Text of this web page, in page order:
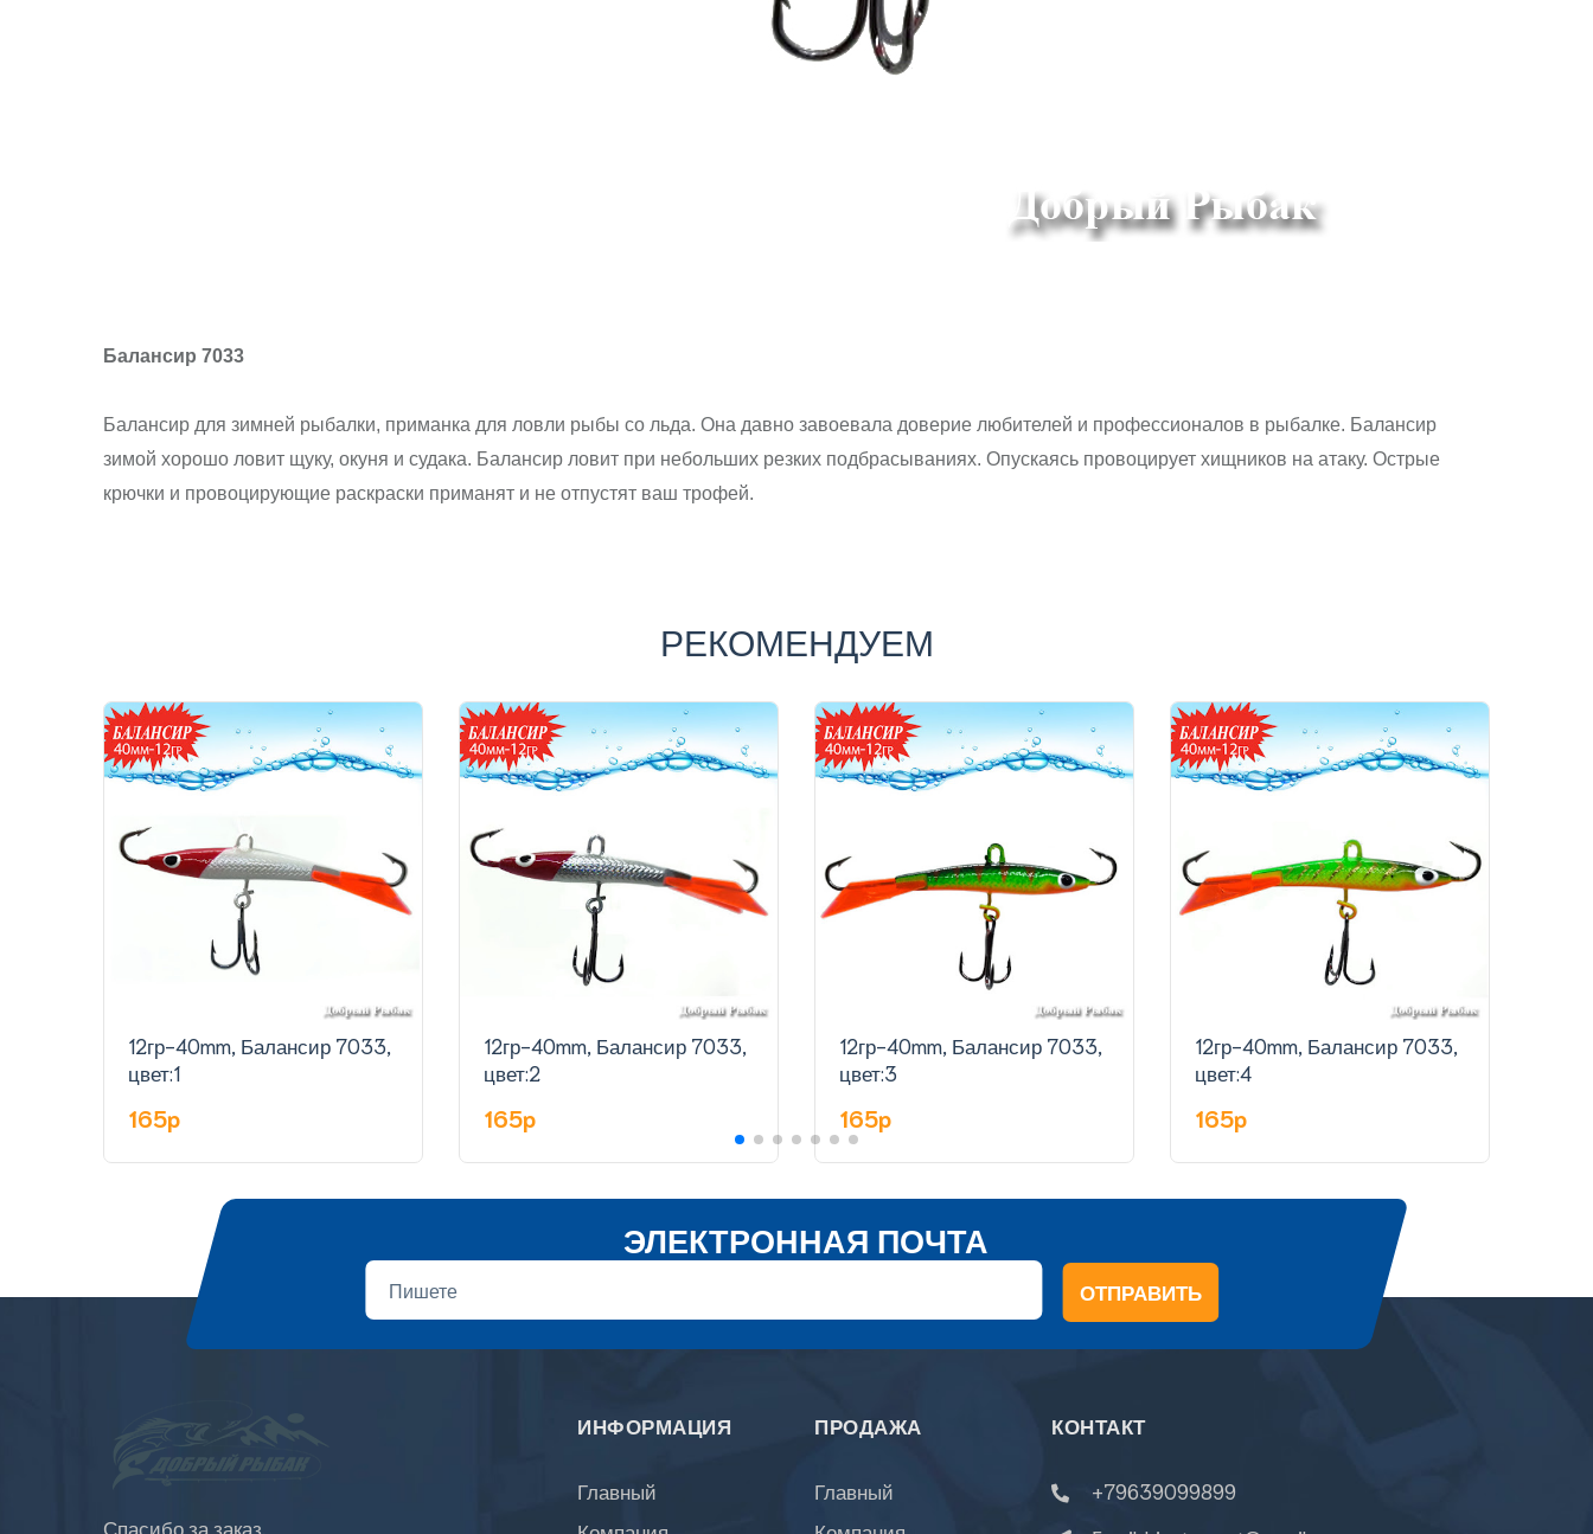
Балансир 7033
Балансир для зимней рыбалки, приманка для ловли рыбы со льда. Она давно завоевала доверие любителей и профессионалов в рыбалке. Балансир
зимой хорошо ловит щуку, окуня и судака. Балансир ловит при небольших резких подбрасываниях. Опускаясь провоцирует хищников на атаку. Острые
крючки и провоцирующие раскраски приманят и не отпустят ваш трофей.
РЕКОМЕНДУЕМ
12гр-40mm, Балансир 7033,
цвет:1
165p
12гр-40mm, Балансир 7033,
цвет:2
165p
12гр-40mm, Балансир 7033,
цвет:3
165p
12гр-40mm, Балансир 7033,
цвет:4
165p
ЭЛЕКТРОННАЯ ПОЧТА
ОТПРАВИТЬ
Спасибо за заказ.
ИНФОРМАЦИЯ
Главный
ПРОДАЖА
Главный
КОНТАКТ
+79639099899